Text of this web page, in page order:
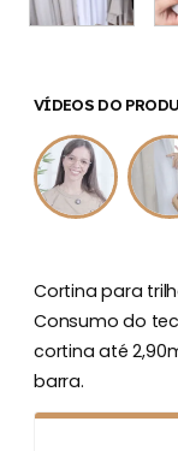
VÍDEOS DO
Cortina para
Consumo do
cortina até
barra.